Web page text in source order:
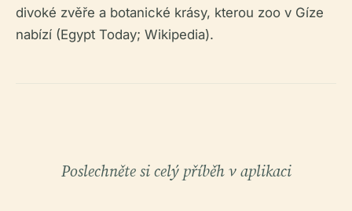
divoké zvěře a botanické krásy, kterou zoo v Gíze
nabízí (Egypt Today; Wikipedia).
Poslechněte si celý příběh v aplikaci